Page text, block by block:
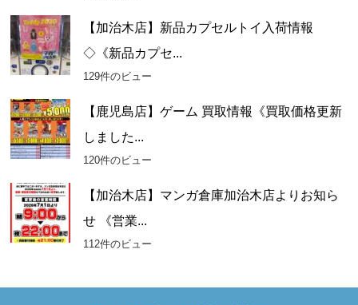
【加治木店】新品カプセルトイ入荷情報
◇《新品カプセ...
129件のビュー
【鹿児島店】ゲーム 買取情報《買取価格更新
しました...
120件のビュー
【加治木店】マンガ倉庫加治木店よりお知ら
せ 《営業...
112件のビュー